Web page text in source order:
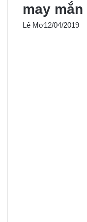
may mắn
Lê Mơ12/04/2019